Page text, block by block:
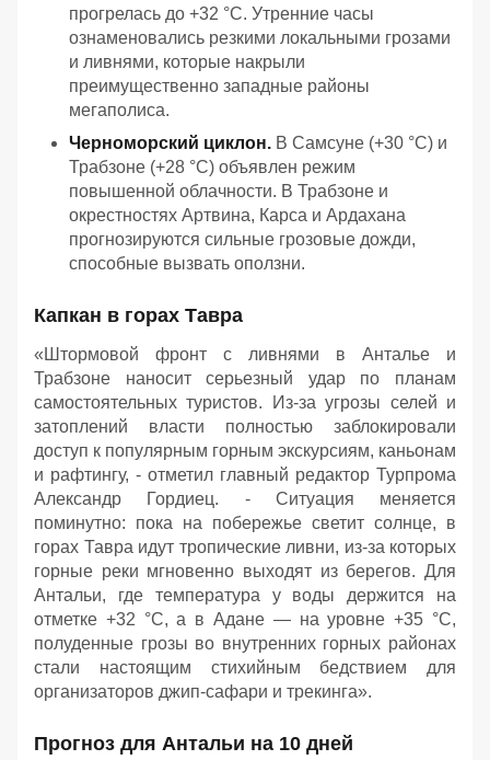
прогрелась до +32 °C. Утренние часы
ознаменовались резкими локальными грозами
и ливнями, которые накрыли
преимущественно западные районы
мегаполиса.
Черноморский циклон. В Самсуне (+30 °C) и
Трабзоне (+28 °C) объявлен режим
повышенной облачности. В Трабзоне и
окрестностях Артвина, Карса и Ардахана
прогнозируются сильные грозовые дожди,
способные вызвать оползни.
Капкан в горах Тавра
«Штормовой фронт с ливнями в Анталье и
Трабзоне наносит серьезный удар по планам
самостоятельных туристов. Из-за угрозы селей и
затоплений власти полностью заблокировали
доступ к популярным горным экскурсиям, каньонам
и рафтингу, - отметил главный редактор Турпрома
Александр Гордиец. - Ситуация меняется
поминутно: пока на побережье светит солнце, в
горах Тавра идут тропические ливни, из-за которых
горные реки мгновенно выходят из берегов. Для
Антальи, где температура у воды держится на
отметке +32 °C, а в Адане — на уровне +35 °C,
полуденные грозы во внутренних горных районах
стали настоящим стихийным бедствием для
организаторов джип-сафари и трекинга».
Прогноз для Антальи на 10 дней